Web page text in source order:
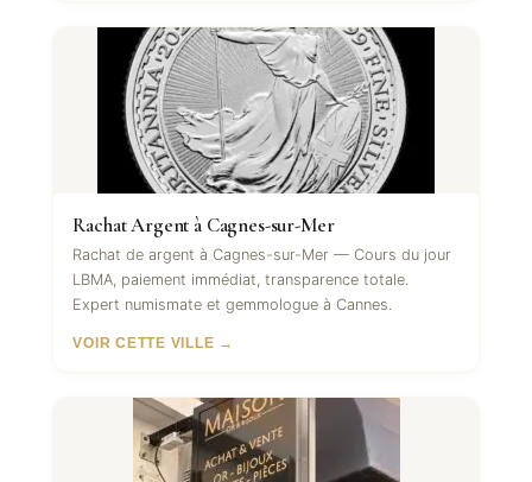
Rachat Argent à Cagnes-sur-Mer
Rachat de argent à Cagnes-sur-Mer — Cours du jour
LBMA, paiement immédiat, transparence totale.
Expert numismate et gemmologue à Cannes.
VOIR CETTE VILLE →